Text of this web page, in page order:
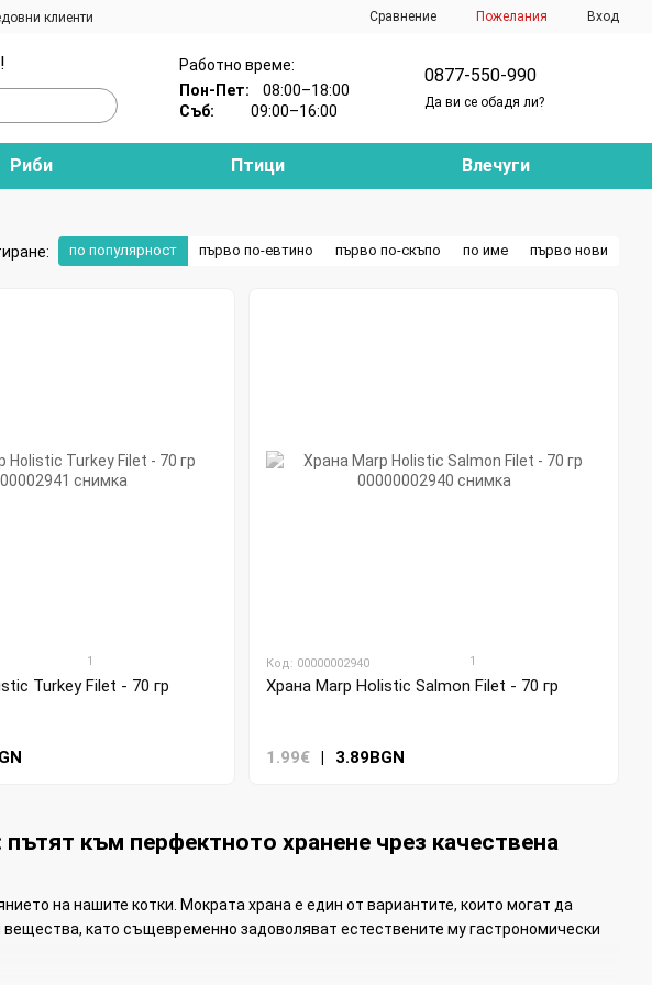
клиенти
Сравнение Пожелания Вход
Работно време:
Пон-Пет:08:00–18:00
Съб:09:00–16:00
0877-550-990
Да ви се обадя ли?
Риби Птици Влечуги
по популярност първо по-евтино първо по-скъпо по име първо нови
към перфектното хранене чрез качествена
на нашите котки. Мократа храна е един от вариантите, които могат да
като същевременно задоволяват естествените му гастрономически
1
Turkey Filet - 70 гр
Код: 00000002940 1
Храна Marp Holistic Salmon Filet - 70 гр
1.99€ | 3.89BGN